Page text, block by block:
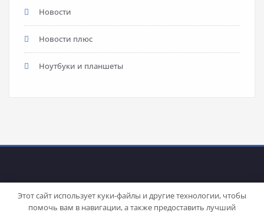
Новости
Новости плюс
Ноутбуки и планшеты
Этот сайт использует куки-файлы и другие технологии, чтобы
помочь вам в навигации, а также предоставить лучший